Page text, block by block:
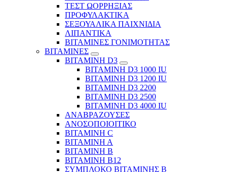
ΤΕΣΤ ΩΟΡΡΗΞΙΑΣ
ΠΡΟΦΥΛΑΚΤΙΚΑ
ΣΕΞΟΥΑΛΙΚΑ ΠΑΙΧΝΙΔΙΑ
ΛΙΠΑΝΤΙΚΑ
ΒΙΤΑΜΙΝΕΣ ΓΟΝΙΜΟΤΗΤΑΣ
ΒΙΤΑΜΙΝΕΣ
ΒΙΤΑΜΙΝΗ D3
ΒΙΤΑΜΙΝΗ D3 1000 IU
ΒΙΤΑΜΙΝΗ D3 1200 IU
ΒΙΤΑΜΙΝΗ D3 2200
ΒΙΤΑΜΙΝΗ D3 2500
BITAMINH D3 4000 IU
ΑΝΑΒΡΑΖΟΥΣΕΣ
ΑΝΟΣΟΠΟΙΟΙΤΙΚΟ
ΒΙΤΑΜΙΝΗ C
ΒΙΤΑΜΙΝΗ Α
ΒΙΤΑΜΙΝΗ Β
ΒΙΤΑΜΙΝΗ Β12
ΣΥΜΠΛΟΚΟ ΒΙΤΑΜΙΝΗΣ Β